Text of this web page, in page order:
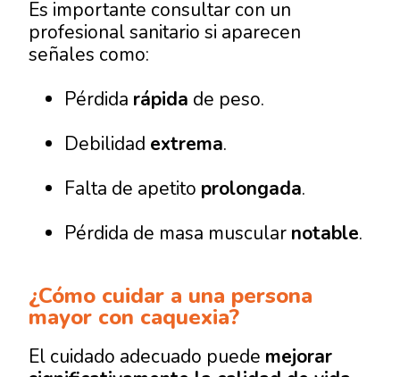
Es importante consultar con un
profesional sanitario si aparecen
señales como:
Pérdida rápida de peso.
Debilidad extrema.
Falta de apetito prolongada.
Pérdida de masa muscular notable.
¿Cómo cuidar a una persona
mayor con caquexia?
El cuidado adecuado puede mejorar